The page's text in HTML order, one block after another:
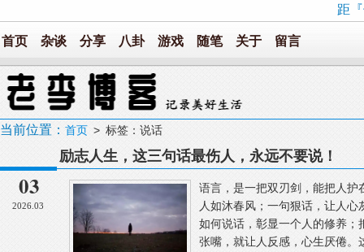
距
首页 杂谈 分享 八卦 游戏 随笔 关于 留言
当前位置： 首页 > 标签：说话
03
2026.03
励志人生，这三句话最伤人，永远不要说！
语言，是一把双刃剑，能把人
人如沐春风；一句狠话，让人
如何说话，彰显一个人的修养
张嘴，就让人反感，心生厌倦